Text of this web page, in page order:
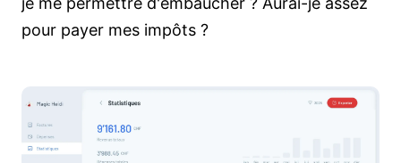
pour payer mes impôts ?